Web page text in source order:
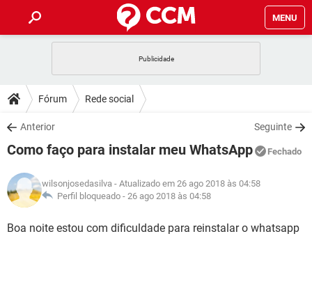
MENU
CELULAR
OUTLOOK
INSTAGRAM GMAIL
GUIA DE COMPRAS
DICAS
JOGOS
INSTAGRAM GMAIL
GUIA DE COMPRAS
DOWNLOADS
JOGOS WHATSAPP
CELULAR
OUTLOOK EXCEL
INSTAGRAM
JOGOS WHATSAPP
CELULAR
OUTLOOK EXCEL
GLOSSÁRIO
WHATSAPP
Fórum Rede social
Anterior Seguinte
Como faço para instalar meu WhatsApp Fechado
wilsonjosedasilva - Atualizado em 26 ago 2018 às 04:58
Perfil bloqueado - 26 ago 2018 às 04:58
Boa noite estou com dificuldade para reinstalar o whatsapp